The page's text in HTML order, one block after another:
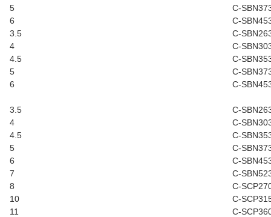
5
C-
6
C-
3.5
C-
4
C-
4.5
C-
5
C-
6
C-
3.5
C-
4
C-
4.5
C-
5
C-
6
C-
7
C-
8
C-
10
C-
11
C-